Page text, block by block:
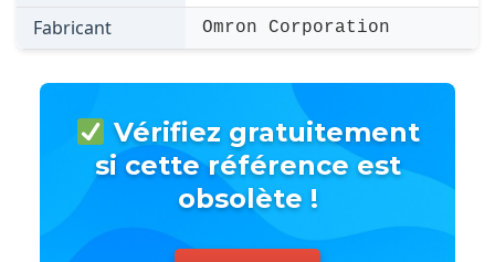
Fabricant Omron Corporation
Vérifiez gratuitement
si cette référence est
obsolète !